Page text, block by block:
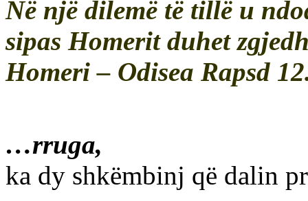
Në një dilemë të tillë u
sipas Homerit duhet
Homeri – Odisea Rapsd
…rruga,
ka dy shkëmbinj që dalin